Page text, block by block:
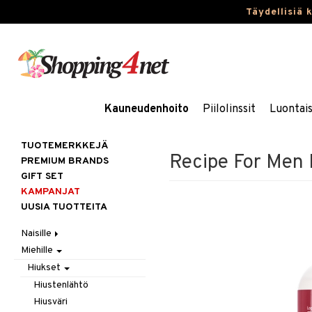
Täydellisiä
Kauneudenhoito Piilolinssit
Recipe For Men
TUOTEMERKKEJÄ
PREMIUM BRANDS
GIFT SET
KAMPANJAT
UUSIA TUOTTEITA
Naisille
Hiukset
Gift Set
Harjat / Kammat
Hiuskuurit
Ihonhoito
Aurinkotuotteet
Erikoistuotteet
Korut
Kaulakorut
Kosmetiikka
Miehille
Hiukset
Hiustenlähtö
Hiusväri